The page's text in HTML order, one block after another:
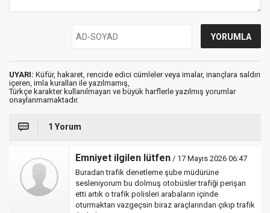
UYARI: Küfür, hakaret, rencide edici cümleler veya imalar, inançlara saldırı
içeren, imla kuralları ile yazılmamış,
Türkçe karakter kullanılmayan ve büyük harflerle yazılmış yorumlar
onaylanmamaktadır.
1 Yorum
Emniyet ilgilen lütfen / 17 Mayıs 2026 06:47
Buradan trafik denetleme şube müdürüne
sesleniyorum bu dolmuş otobüsler trafiği perişan
etti artık o trafik polisleri arabaların içinde
oturmaktan vazgeçsin biraz araçlarından çıkıp trafik